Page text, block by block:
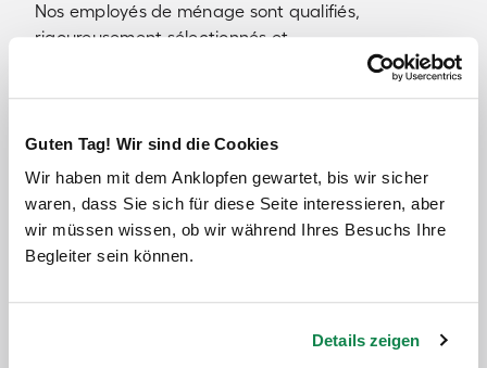
Guten Tag! Wir sind die Cookies
Wir haben mit dem Anklopfen gewartet, bis wir sicher
waren, dass Sie sich für diese Seite interessieren, aber
wir müssen wissen, ob wir während Ihres Besuchs Ihre
Begleiter sein können.
Details zeigen
Nos employés de ménage sont qualifiés,
rigoureusement sélectionnés et
professionnellement formés. Ils interviennent dans
Le grand ménage de printemps ;
L’entretien complet et régulier de votre logement ;
Des heures de ménage ponctuelles ;
Le nettoyage des sols ;
Le nettoyage du four ou du frigo.